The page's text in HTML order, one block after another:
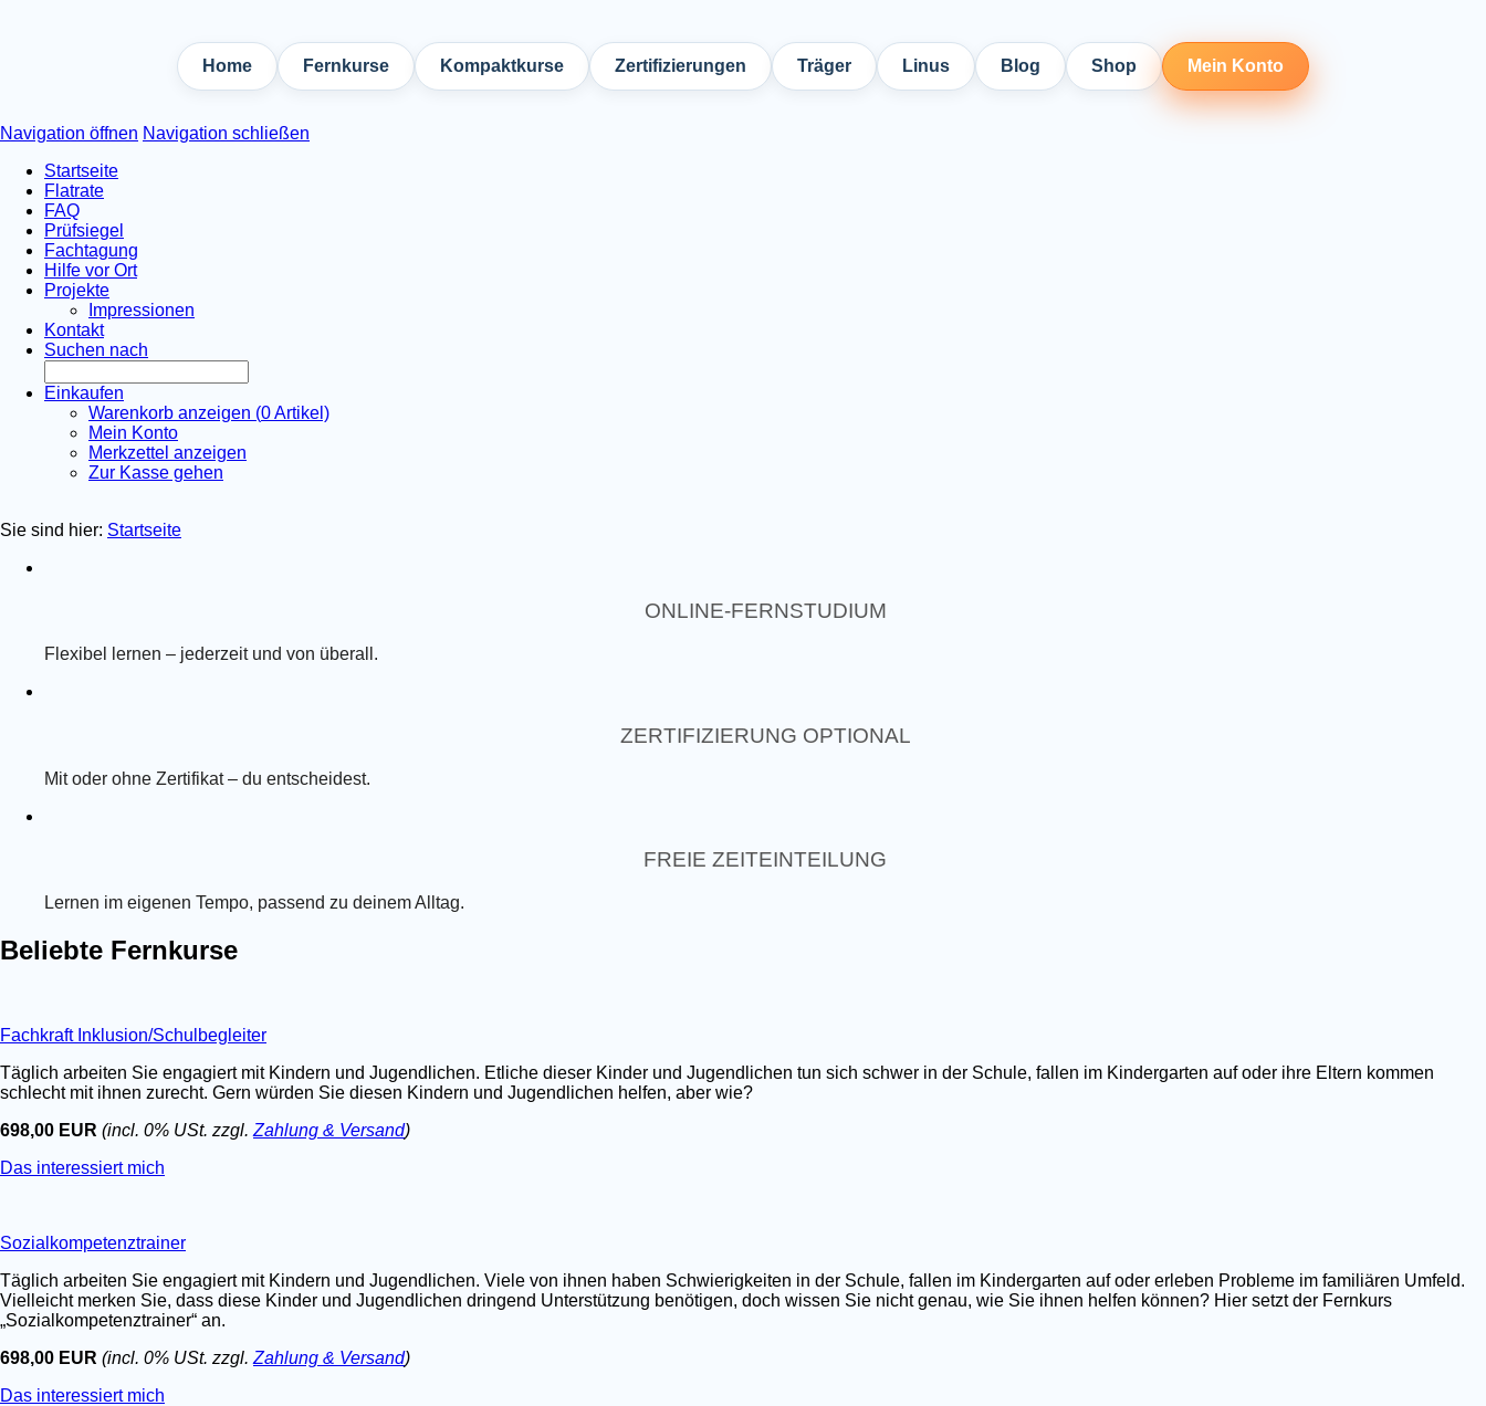
Home Fernkurse Kompaktkurse Zertifizierungen Träger Linus Blog Shop Mein Konto
Navigation öffnen Navigation schließen
Startseite
Flatrate
FAQ
Prüfsiegel
Fachtagung
Hilfe vor Ort
Projekte
Impressionen
Kontakt
Suchen nach
Einkaufen
Warenkorb anzeigen (0Artikel)
Mein Konto
Merkzettel anzeigen
Zur Kasse gehen
Sie sind hier: Startseite
ONLINE-FERNSTUDIUM
Flexibel lernen – jederzeit und von überall.
ZERTIFIZIERUNG OPTIONAL
Mit oder ohne Zertifikat – du entscheidest.
FREIE ZEITEINTEILUNG
Lernen im eigenen Tempo, passend zu deinem Alltag.
Beliebte Fernkurse
Fachkraft Inklusion/Schulbegleiter
Täglich arbeiten Sie engagiert mit Kindern und Jugendlichen. Etliche dieser Kinder und Jugendlichen tun sich schwer in der Schule, fallen im Kindergarten auf oder ihre Eltern kommen
schlecht mit ihnen zurecht. Gern würden Sie diesen Kindern und Jugendlichen helfen, aber wie?
698,00 EUR (incl. 0% USt. zzgl. Zahlung & Versand)
Das interessiert mich
Sozialkompetenztrainer
Täglich arbeiten Sie engagiert mit Kindern und Jugendlichen. Viele von ihnen haben Schwierigkeiten in der Schule, fallen im Kindergarten auf oder erleben Probleme im familiären Umfeld.
Vielleicht merken Sie, dass diese Kinder und Jugendlichen dringend Unterstützung benötigen, doch wissen Sie nicht genau, wie Sie ihnen helfen können? Hier setzt der Fernkurs
„Sozialkompetenztrainer“ an.
698,00 EUR (incl. 0% USt. zzgl. Zahlung & Versand)
Das interessiert mich